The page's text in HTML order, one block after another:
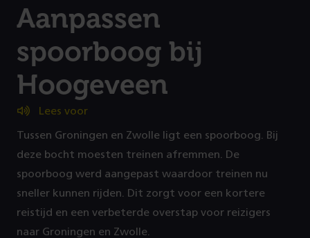
:
Aanpassen
spoorboog bij
Hoogeveen
(
P
r
o
Lees voor
Tussen Groningen en Zwolle ligt een spoorboog. Bij
deze bocht moesten treinen afremmen. De
spoorboog werd aangepast waardoor treinen nu
sneller kunnen rijden. Dit zorgt voor een kortere
reistijd en een verbeterde overstap voor reizigers
naar Groningen en Zwolle.